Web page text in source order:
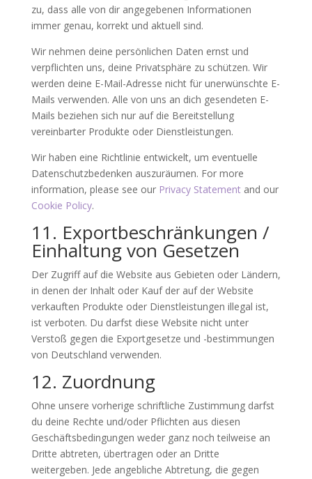
zu, dass alle von dir angegebenen Informationen
immer genau, korrekt und aktuell sind.
Wir nehmen deine persönlichen Daten ernst und
verpflichten uns, deine Privatsphäre zu schützen. Wir
werden deine E-Mail-Adresse nicht für unerwünschte E-
Mails verwenden. Alle von uns an dich gesendeten E-
Mails beziehen sich nur auf die Bereitstellung
vereinbarter Produkte oder Dienstleistungen.
Wir haben eine Richtlinie entwickelt, um eventuelle
Datenschutzbedenken auszuräumen. For more
information, please see our Privacy Statementand our
Cookie Policy.
11. Exportbeschränkungen /
Einhaltung von Gesetzen
Der Zugriff auf die Website aus Gebieten oder Ländern,
in denen der Inhalt oder Kauf der auf der Website
verkauften Produkte oder Dienstleistungen illegal ist,
ist verboten. Du darfst diese Website nicht unter
Verstoß gegen die Exportgesetze und -bestimmungen
von Deutschland verwenden.
12. Zuordnung
Ohne unsere vorherige schriftliche Zustimmung darfst
du deine Rechte und/oder Pflichten aus diesen
Geschäftsbedingungen weder ganz noch teilweise an
Dritte abtreten, übertragen oder an Dritte
weitergeben. Jede angebliche Abtretung, die gegen